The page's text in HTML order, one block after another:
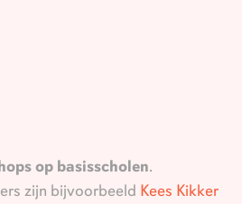
op basisscholen.
zijn bijvoorbeeld Kees Kikker